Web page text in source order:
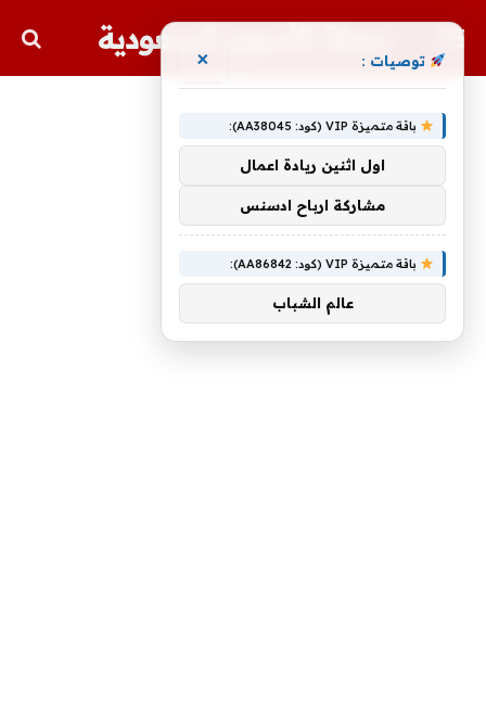
مجلة الأسهم السعودية
توصيات : ×
باقة متميزة VIP (كود: AA38045):
اول اثنين ريادة اعمال
مشاركة ارباح ادسنس
باقة متميزة VIP (كود: AA86842):
عالم الشباب